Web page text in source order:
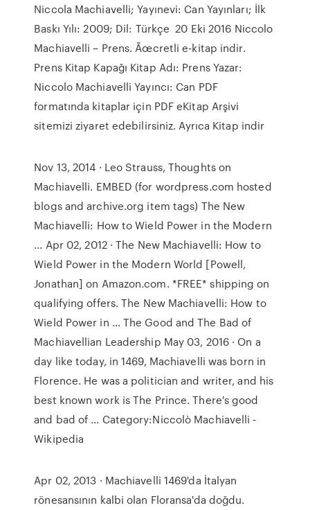
Niccola Machiavelli; Yayınevi: Can Yayınları; İlk
Baskı Yılı: 2009; Dil: Türkçe 20 Eki 2016 Niccolo
Machiavelli – Prens. Ãœcretli e-kitap indir.
Prens Kitap Kapağı Kitap Adı: Prens Yazar:
Niccolo Machiavelli Yayıncı: Can PDF
formatında kitaplar için PDF eKitap Arşivi
sitemizi ziyaret edebilirsiniz. Ayrıca Kitap indir
Nov 13, 2014 · Leo Strauss, Thoughts on
Machiavelli. EMBED (for wordpress.com hosted
blogs and archive.org item tags) The New
Machiavelli: How to Wield Power in the Modern
... Apr 02, 2012 · The New Machiavelli: How to
Wield Power in the Modern World [Powell,
Jonathan] on Amazon.com. *FREE* shipping on
qualifying offers. The New Machiavelli: How to
Wield Power in … The Good and The Bad of
Machiavellian Leadership May 03, 2016 · On a
day like today, in 1469, Machiavelli was born in
Florence. He was a politician and writer, and his
best known work is The Prince. There's good
and bad of … Category:Niccolò Machiavelli -
Wikipedia
Apr 02, 2013 · Machiavelli 1469'da İtalyan
rönesansının kalbi olan Floransa'da doğdu.